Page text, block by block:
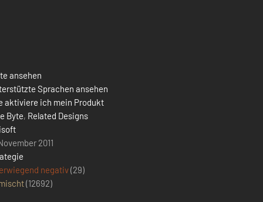
ansehen
Sprachen ansehen
aktiviere ich mein Produkt
Byte, Related Designs
2011
negativ(29)
(12692)